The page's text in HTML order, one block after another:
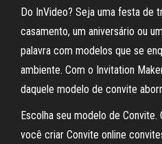
Do InVideo? Seja uma festa de
casamento, um aniversário ou
palavra com modelos que se
ambiente. Com o Invitation
daquele modelo de convite
Escolha seu modelo de
você criar Convite online